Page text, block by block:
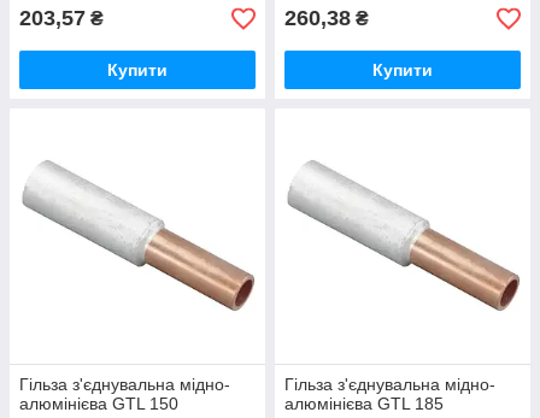
203,57 ₴
Купити
260,38 ₴
Купити
Гільза з'єднувальна мідно-
алюмінієва GTL 150
Гільза з'єднувальна мідно-
алюмінієва GTL 185